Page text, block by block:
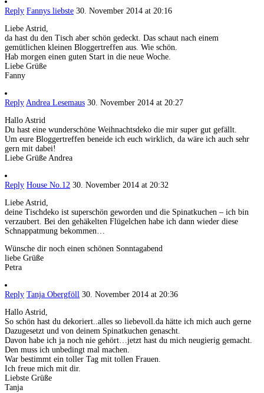
Reply Fannys liebste 30. November 2014 at 20:16
Liebe Astrid,
da hast du den Tisch aber schön gedeckt. Das schaut nach einem
gemütlichen kleinen Bloggertreffen aus. Wie schön.
Hab morgen einen guten Start in die neue Woche.
Liebe Grüße
Fanny
Reply Andrea Lesemaus 30. November 2014 at 20:27
Hallo Astrid
Du hast eine wunderschöne Weihnachtsdeko die mir super gut gefällt.
Um eure Bloggertreffen beneide ich euch wirklich, da wäre ich auch sehr
gern mit dabei!
Liebe Grüße Andrea
Reply House No.12 30. November 2014 at 20:32
Liebe Astrid,
deine Tischdeko ist superschön geworden und die Spinatkuchen – ich bin
verzaubert. Bei den gehäkelten Flügelchen habe ich dann wieder diese
Schnappatmung bekommen…
Wünsche dir noch einen schönen Sonntagabend
liebe Grüße
Petra
Reply Tanja Obergföll 30. November 2014 at 20:36
Hallo Astrid,
So schön hast du dekoriert..alles so liebevoll.da hätte ich mich auch gerne
Dazugesetzt und von deinem Spinatkuchen genascht.
Davon habe ich ja noch nie gehört…jetzt hast du mich neugierig gemacht.
Den muss ich unbedingt mal machen.
War bestimmt ein toller Tag mit tollen Frauen.
Ich freue mich mit dir.
Liebste Grüße
Tanja